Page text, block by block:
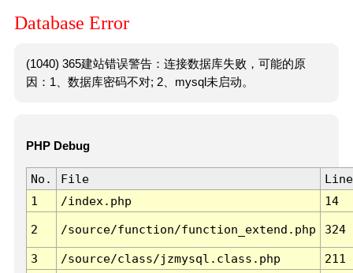
Database Error
(1040) 365建站错误警告：连接数据库失败，可能的原
因：1、数据库密码不对; 2、mysql未启动。
PHP Debug
No. File
Line
1
/index.php 14
2 /source/function/function_extend.php 324
3 /source/class/jzmysql.class.php
211